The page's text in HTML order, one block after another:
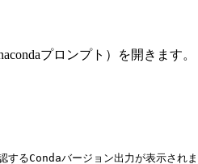
プロンプト）を開きます。
るCondaバージョン出力が表示されま